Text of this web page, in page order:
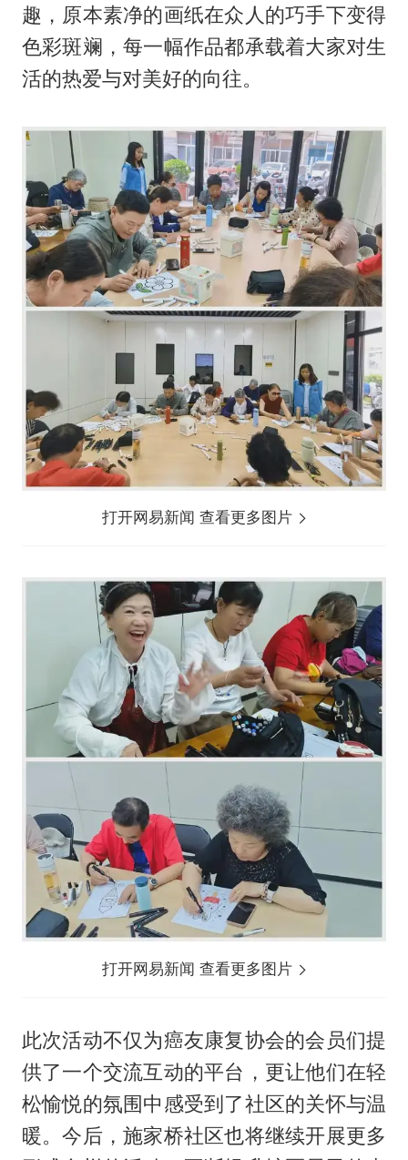
趣，原本素净的画纸在众人的巧手下变得
色彩斑斓，每一幅作品都承载着大家对生
活的热爱与对美好的向往。
打开网易新闻 查看更多图片
打开网易新闻 查看更多图片
此次活动不仅为癌友康复协会的会员们提
供了一个交流互动的平台，更让他们在轻
松愉悦的氛围中感受到了社区的关怀与温
暖。今后，施家桥社区也将继续开展更多